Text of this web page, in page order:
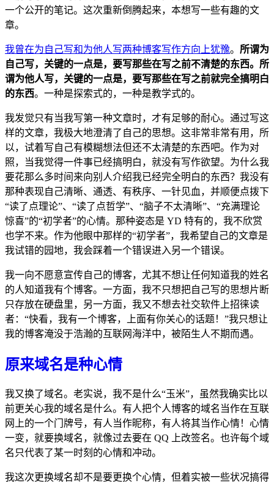
一个公开的笔记。这次重新倒腾起来，本想写一些有趣的文
章。
我曾在为自己写和为他人写两种博客写作方向上犹豫。 所谓为
自己写，关键的一点是，要写那些在写之前不清楚的东西。所
谓为他人写，关键的一点是，要写那些在写之前就完全搞明白
的东西。一种是探索式的，一种是教学式的。
我发觉只有当我写第一种文章时，才有足够的耐心。通过写这
样的文章，我极大地澄清了自己的思想。这非常非常有用，所
以，试着写自己有模糊想法但还不太清楚的东西吧。作为对
照，当我觉得一件事已经搞明白，就没有写作欲望。为什么我
要花那么多时间来向别人介绍我已经完全明白的东西？我没有
那种表现自己清晰、通透、有秩序、一针见血，并顺便点拨下
“读了点理论”、“读了点哲学”、“脑子不太清晰”、“充满理论
惊喜”的“初学者”的心情。那种姿态是 YD 特有的，我不欣赏
也学不来。作为他眼中那样的“初学者”，我希望自己的文章是
我试错的园地，我会踩着一个错误进入另一个错误。
我一向不愿意宣传自己的博客，尤其不想让任何知道我的姓名
的人知道我有个博客。一方面，我不只想把自己写的思想片断
只存放在硬盘里，另一方面，我又不想去社交软件上招徕读
者：“快看，我有一个博客，上面有你关心的话题！”我只想让
我的博客淹没于浩瀚的互联网海洋中，被陌生人不期而遇。
原来域名是种心情
我又换了域名。老实说，我不是什么“玉米”，虽然我确实比以
前更关心我的域名是什么。有人把个人博客的域名当作在互联
网上的一个门牌号，有人当作昵称，有人将其当作心情！心情
一变，就要换域名，就像过去要在 QQ 上改签名。也许每个域
名只代表了某一时刻的心情和冲动。
我这次更换域名却不是要更换个心情，但着实被一些状况搞得